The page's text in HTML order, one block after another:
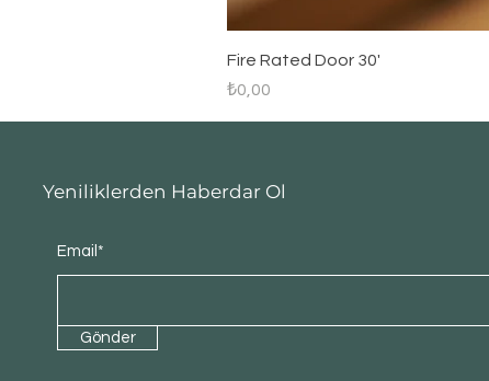
Fire Rated Door 30'
Fiyat
₺0,00
Yeniliklerden Haberdar Ol
Email*
Gönder